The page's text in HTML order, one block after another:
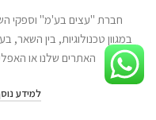
השכרת ציוד לקבלני עץ
גיוון צבעי עץ | צבע בהזמנה אישית
חברת "עצים בע'מ" וספקי
במגוון טכנולוגיות, בין השאר,
האתרים שלנו או
למידע